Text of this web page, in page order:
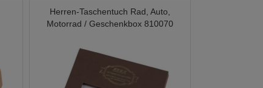
Herren-Taschentuch Rad, Auto,
Motorrad / Geschenkbox 810070